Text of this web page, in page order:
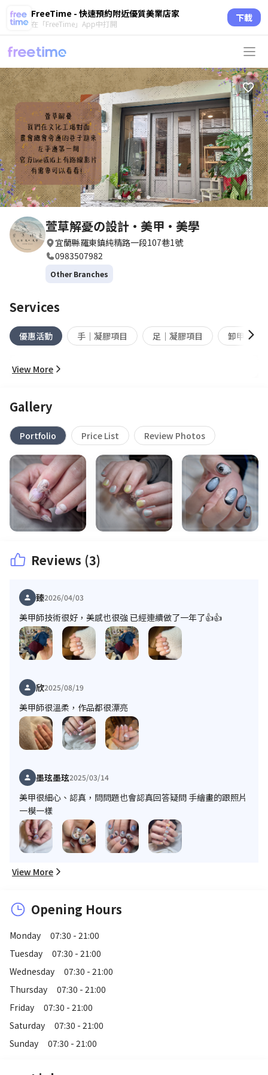
FreeTime - 快速預約附近優質美業店家
在「FreeTime」App中打開 下載
circle circle circle circle
萱草解憂の設計·美甲·美學
宜蘭縣羅東鎮純精路一段107巷1號
0983507982
Other Branches
Services
優惠活動 手｜凝膠項目 足｜凝膠項目 卸甲
View More
Gallery
Portfolio Price List Review Photos
Reviews (3)
臻2026/04/03
美甲師技術很好，美感也很強 已經連續做了一年了👍👍
欣2025/08/19
美甲師很溫柔，作品都很漂亮
墨玹墨玹2025/03/14
美甲很細心、認真，問問題也會認真回答疑問 手繪畫的跟照片
一模一樣
View More
Opening Hours
Monday
07:30 - 21:00
Tuesday
07:30 - 21:00
Wednesday
07:30 - 21:00
Thursday
07:30 - 21:00
Friday
07:30 - 21:00
Saturday
07:30 - 21:00
Sunday
07:30 - 21:00